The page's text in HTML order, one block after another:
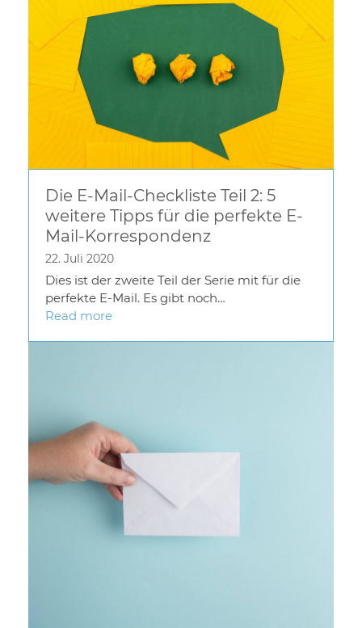
Die E-Mail-Checkliste Teil 2: 5
weitere Tipps für die perfekte E-
Mail-Korrespondenz
22. Juli 2020
Dies ist der zweite Teil der Serie mit für die
perfekte E-Mail. Es gibt noch…
Read more